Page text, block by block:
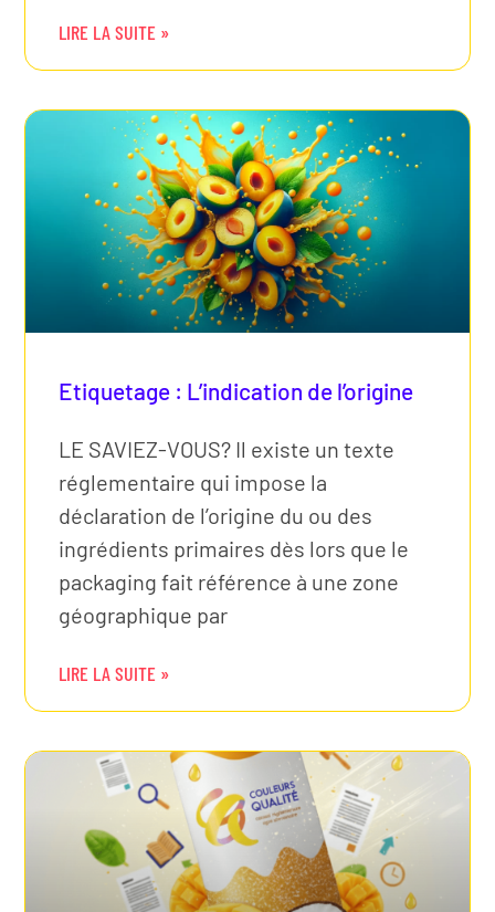
LIRE LA SUITE »
Etiquetage : L’indication de l’origine
LE SAVIEZ-VOUS? Il existe un texte
réglementaire qui impose la
déclaration de l’origine du ou des
ingrédients primaires dès lors que le
packaging fait référence à une zone
géographique par
LIRE LA SUITE »